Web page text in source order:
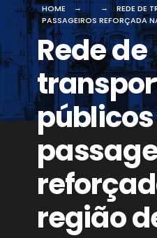
HOME
REDE DE
PASSAGEIROS REFORÇADA
Rede de
região